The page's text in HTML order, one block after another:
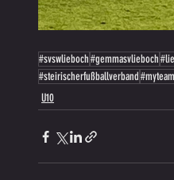
#svswlieboch#gemmasvlieboch
#steirischerfußballverband
U10